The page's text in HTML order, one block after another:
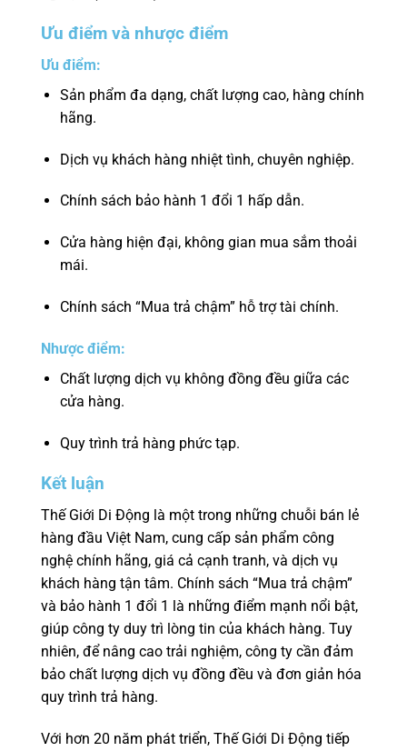
Ưu điểm và nhược điểm
Ưu điểm:
Sản phẩm đa dạng, chất lượng cao, hàng chính
hãng.
Dịch vụ khách hàng nhiệt tình, chuyên nghiệp.
Chính sách bảo hành 1 đổi 1 hấp dẫn.
Cửa hàng hiện đại, không gian mua sắm thoải
mái.
Chính sách “Mua trả chậm” hỗ trợ tài chính.
Nhược điểm:
Chất lượng dịch vụ không đồng đều giữa các
cửa hàng.
Quy trình trả hàng phức tạp.
Kết luận
Thế Giới Di Động là một trong những chuỗi bán lẻ
hàng đầu Việt Nam, cung cấp sản phẩm công
nghệ chính hãng, giá cả cạnh tranh, và dịch vụ
khách hàng tận tâm. Chính sách “Mua trả chậm”
và bảo hành 1 đổi 1 là những điểm mạnh nổi bật,
giúp công ty duy trì lòng tin của khách hàng. Tuy
nhiên, để nâng cao trải nghiệm, công ty cần đảm
bảo chất lượng dịch vụ đồng đều và đơn giản hóa
quy trình trả hàng.
Với hơn 20 năm phát triển, Thế Giới Di Động tiếp